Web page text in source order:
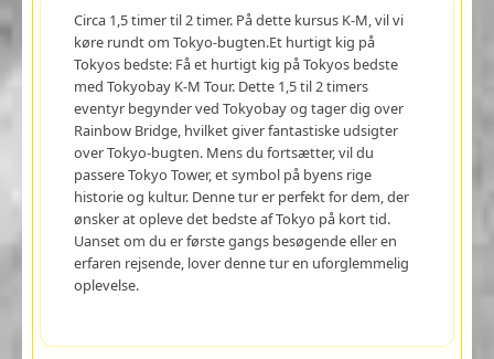
Circa 1,5 timer til 2 timer. På dette kursus K-M, vil vi
køre rundt om Tokyo-bugten.Et hurtigt kig på
Tokyos bedste: Få et hurtigt kig på Tokyos bedste
med Tokyobay K-M Tour. Dette 1,5 til 2 timers
eventyr begynder ved Tokyobay og tager dig over
Rainbow Bridge, hvilket giver fantastiske udsigter
over Tokyo-bugten. Mens du fortsætter, vil du
passere Tokyo Tower, et symbol på byens rige
historie og kultur. Denne tur er perfekt for dem, der
ønsker at opleve det bedste af Tokyo på kort tid.
Uanset om du er første gangs besøgende eller en
erfaren rejsende, lover denne tur en uforglemmelig
oplevelse.